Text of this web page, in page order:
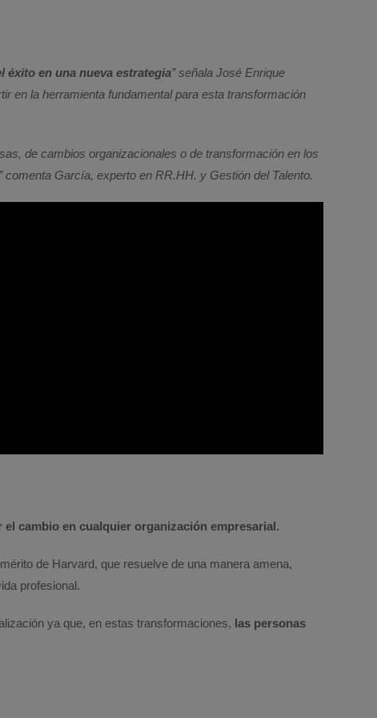
éxito en una nueva estrategia” señala José Enrique
en la herramienta fundamental para esta transformación
de cambios organizacionales o de transformación en los
García, experto en RR.HH. y Gestión del Talento.
el cambio en cualquier organización empresarial.
de Harvard, que resuelve de una manera amena,
profesional.
ya que, en estas transformaciones, las personas